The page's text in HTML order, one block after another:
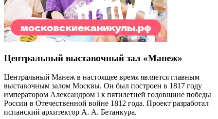
Центральный выставочный зал «Манеж»
Центральный Манеж в настоящее время является главным
выставочным залом Москвы. Он был построен в 1817 году
императором Александром I к пятилетней годовщине победы
России в Отечественной войне 1812 года. Проект разработал
испанский архитектор А. А. Бетанкура.